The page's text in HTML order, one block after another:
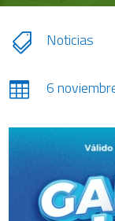
 Noticias
 6